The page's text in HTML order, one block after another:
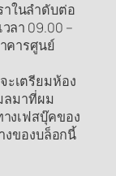
าในลำดับต่อ
ลา 09.00 –
คารศูนย์
ะเตรียมห้อง
ลมาที่ผม
างเฟสบุ๊คของ
งของบล็อกนี้